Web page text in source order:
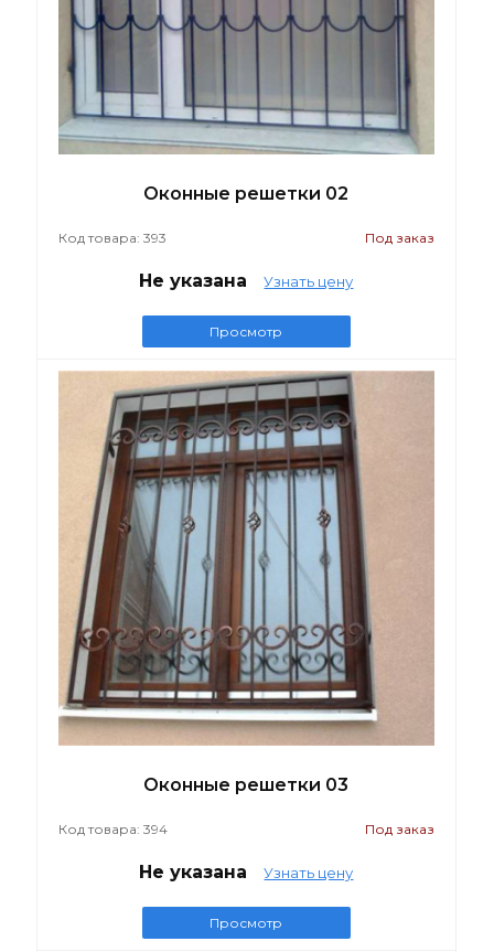
Оконные решетки 02
Код товара: 393 Под заказ
Не указана Узнать цену
Просмотр
Оконные решетки 03
Код товара: 394 Под заказ
Не указана Узнать цену
Просмотр